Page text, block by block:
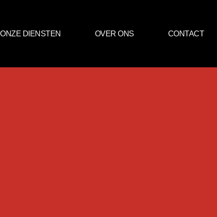
ONZE DIENSTEN OVER ONS CONTACT